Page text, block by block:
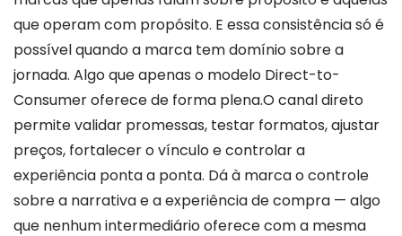
que operam com propósito. E essa consistência só é
possível quando a marca tem domínio sobre a
jornada. Algo que apenas o modelo Direct-to-
Consumer oferece de forma plena.O canal direto
permite validar promessas, testar formatos, ajustar
preços, fortalecer o vínculo e controlar a
experiência ponta a ponta. Dá à marca o controle
sobre a narrativa e a experiência de compra — algo
que nenhum intermediário oferece com a mesma